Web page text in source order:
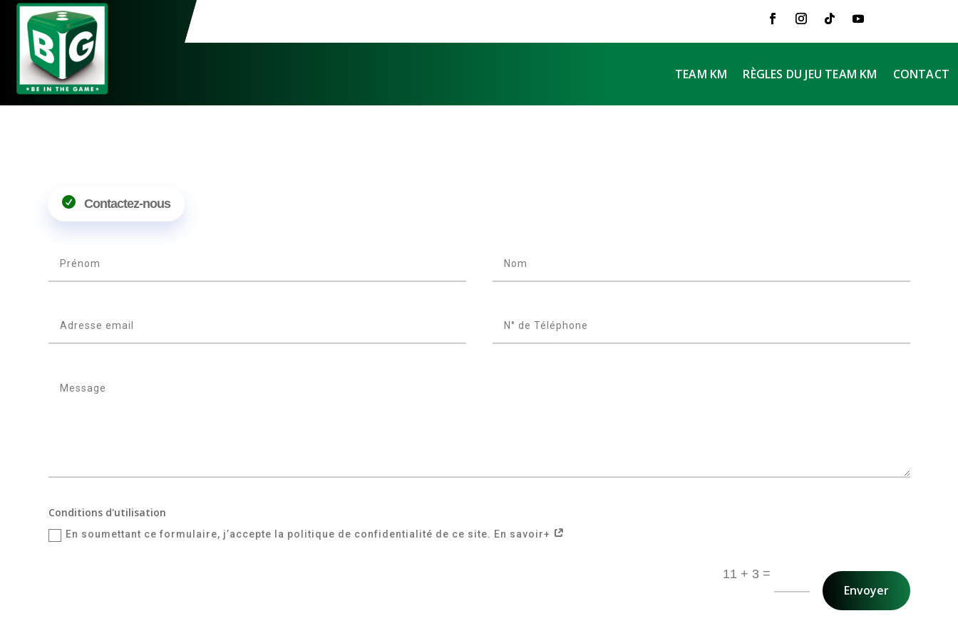
TEAM KM RÈGLES DU JEU TEAM KM CONTACT
 Contactez-nous
Conditions d'utilisation
En soumettant ce formulaire, j’accepte la politique de confidentialité de ce site. En savoir+
11 + 3=
Envoyer